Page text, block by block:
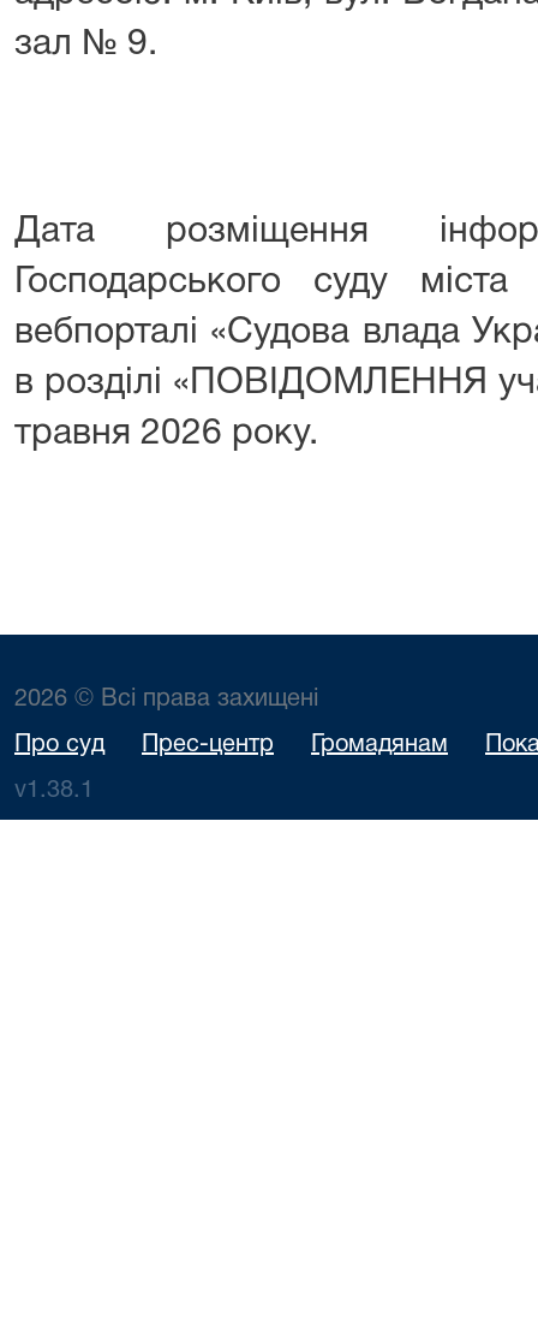
зал № 9.
Дата розміщення
Господарського суду
вебпорталі «Судова влада
в розділі «ПОВІДОМЛЕННЯ
травня 2026 року.
2026 © Всі права захищені
Про суд Прес-центр Громадянам
v1.38.1